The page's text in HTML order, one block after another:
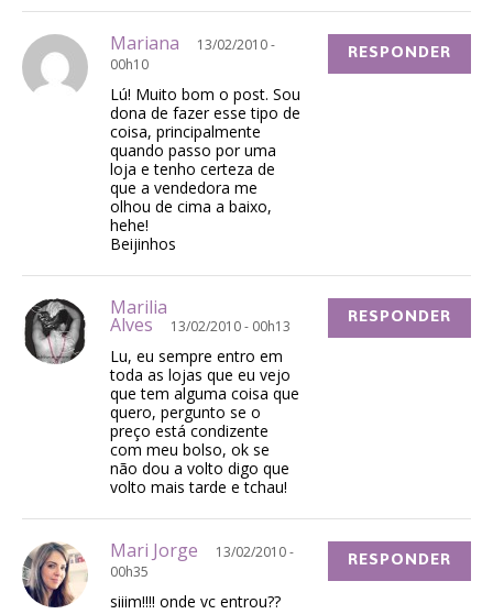
Mariana
13/02/2010 -
00h10
Lú! Muito bom o post. Sou
dona de fazer esse tipo de
coisa, principalmente
quando passo por uma
loja e tenho certeza de
que a vendedora me
olhou de cima a baixo,
hehe!
Beijinhos
RESPONDER
Marilia
Alves 13/02/2010 - 00h13
Lu, eu sempre entro em
toda as lojas que eu vejo
que tem alguma coisa que
quero, pergunto se o
preço está condizente
com meu bolso, ok se
não dou a volto digo que
volto mais tarde e tchau!
RESPONDER
Mari Jorge
13/02/2010 -
00h35
siiim!!!! onde vc entrou??
RESPONDER